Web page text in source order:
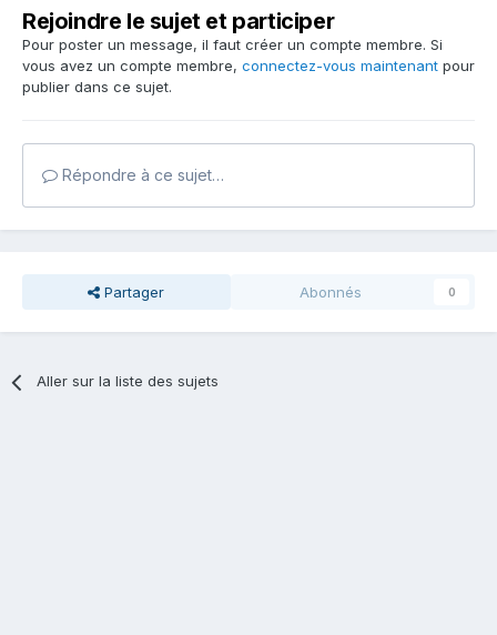
Rejoindre le sujet et participer
Pour poster un message, il faut créer un compte membre. Si
vous avez un compte membre, connectez-vous maintenant pour
publier dans ce sujet.
Répondre à ce sujet…
Partager Abonnés 0
Aller sur la liste des sujets